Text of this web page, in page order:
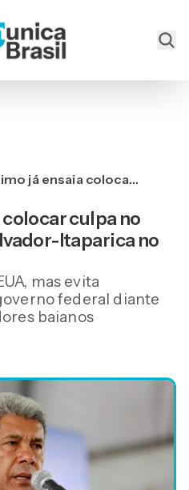
já ensaia colocar
Itaparica no
de Trumpculpa no
Itaparica no
mas evita
federal diante
baianos